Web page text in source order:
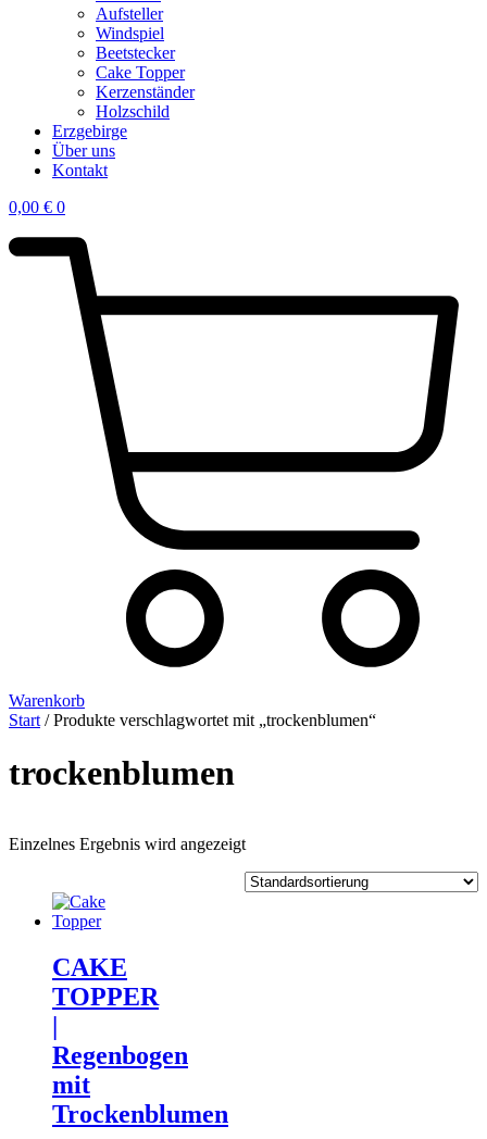
Aufsteller
Windspiel
Beetstecker
Cake Topper
Kerzenständer
Holzschild
Erzgebirge
Über uns
Kontakt
0,00 € 0
Warenkorb
Start / Produkte verschlagwortet mit „trockenblumen“
trockenblumen
Einzelnes Ergebnis wird angezeigt
CAKE
TOPPER
|
Regenbogen
mit
Trockenblumen